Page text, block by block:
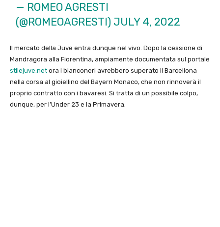
— ROMEO AGRESTI
(@ROMEOAGRESTI) JULY 4, 2022
Il mercato della Juve entra dunque nel vivo. Dopo la cessione di
Mandragora alla Fiorentina, ampiamente documentata sul portale
stilejuve.net ora i bianconeri avrebbero superato il Barcellona
nella corsa al gioiellino del Bayern Monaco, che non rinnoverà il
proprio contratto con i bavaresi. Si tratta di un possibile colpo,
dunque, per l’Under 23 e la Primavera.